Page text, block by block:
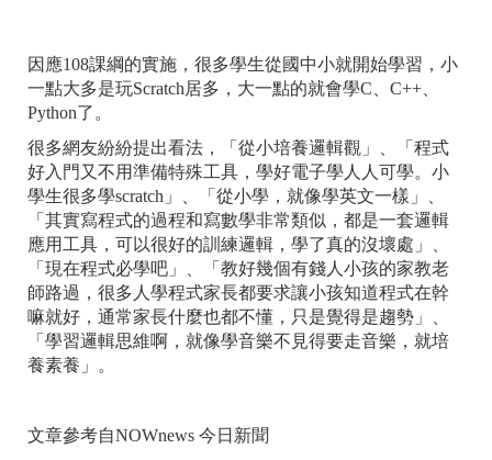
因應108課綱的實施，很多學生從國中小就開始學習，小
一點大多是玩Scratch居多，大一點的就會學C、C++、
Python了。
很多網友紛紛提出看法，「從小培養邏輯觀」、「程式
好入門又不用準備特殊工具，學好電子學人人可學。小
學生很多學scratch」、「從小學，就像學英文一樣」、
「其實寫程式的過程和寫數學非常類似，都是一套邏輯
應用工具，可以很好的訓練邏輯，學了真的沒壞處」、
「現在程式必學吧」、「教好幾個有錢人小孩的家教老
師路過，很多人學程式家長都要求讓小孩知道程式在幹
嘛就好，通常家長什麼也都不懂，只是覺得是趨勢」、
「學習邏輯思維啊，就像學音樂不見得要走音樂，就培
養素養」。
文章參考自NOWnews 今日新聞